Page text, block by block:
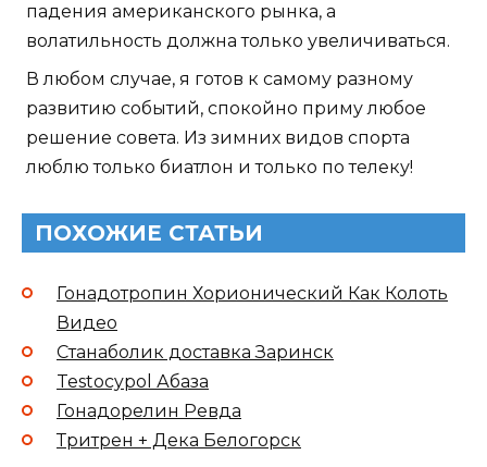
падения американского рынка, а
волатильность должна только увеличиваться.
В любом случае, я готов к самому разному
развитию событий, спокойно приму любое
решение совета. Из зимних видов спорта
люблю только биатлон и только по телеку!
ПОХОЖИЕ СТАТЬИ
Гонадотропин Хорионический Как Колоть
Видео
Станаболик доставка Заринск
Testocypol Абаза
Гонадорелин Ревда
Тритрен + Дека Белогорск